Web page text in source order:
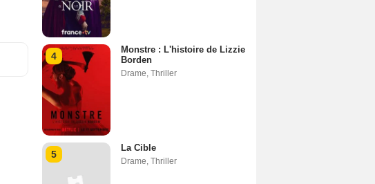
4
Monstre : L'histoire de Lizzie
Borden
Drame, Thriller
5
La Cible
Drame, Thriller